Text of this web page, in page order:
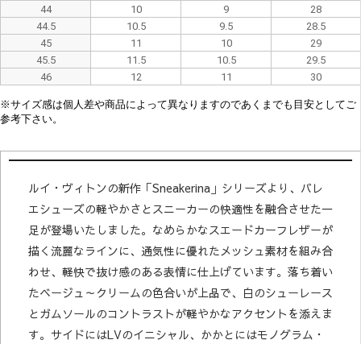
44
10 9
28
44.5
10.5 9.5
28.5
45
11 10
29
45.5
11.5 10.5
29.5
46
12 11 30
※サイズ感は個人差や商品によって異なり ますのであくまでも目安としてご
参考下さい。
ルイ・ヴィトンの新作「Sneakerina」シリーズより、バレ
エシューズの軽やかさとスニーカーの快適性を融合させた一
足が登場いたしました。なめらかなスエードカーフレザーが
描く流麗なラインに、通気性に優れたメッシュ素材を組み合
わせ、軽快で抜け感のある表情に仕上げています。落ち着い
たベージュ～クリームの色合いが上品で、白のシューレース
とガムソールのコントラストが軽やかなアクセントを添えま
す。サイドにはLVのイニシャル、かかとにはモノグラム・